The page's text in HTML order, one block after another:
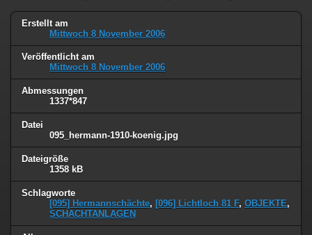
Erstellt am
Mittwoch 8 November 2006
Veröffentlicht am
Mittwoch 8 November 2006
Abmessungen
1337*847
Datei
095_hermann-1910-koenig.jpg
Dateigröße
1358 kB
Schlagworte
[095] Hermannschächte, [096] Lichtloch 81 F, OBJEKTE,
SCHACHTANLAGEN